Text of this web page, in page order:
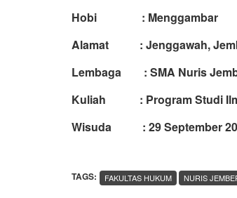
Hobi : Menggambar
Alamat : Jenggawah,
Lembaga : SMA Nuris
Kuliah : Program Studi Ilmu
Wisuda : 29 September
TAGS: FAKULTAS HUKUM NURIS